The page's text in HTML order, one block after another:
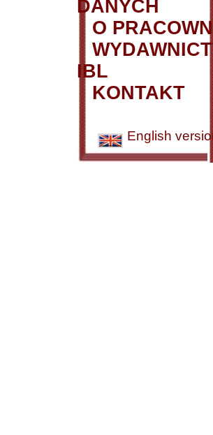
DANYCH
O
IBL
KONTAKT
English